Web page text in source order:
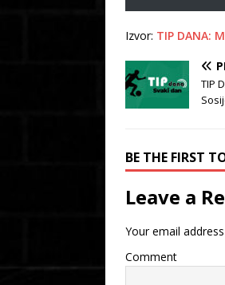
Izvor: TIP DANA:
TIP
BE THE FIRST
Leave a
Your email
Comment